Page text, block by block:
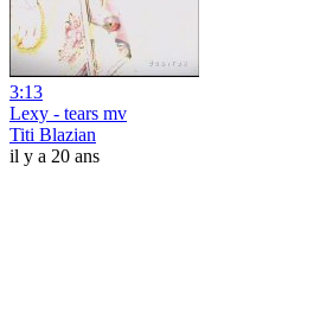
3:13
Lexy - tears mv
Titi Blazian
il y a 20 ans